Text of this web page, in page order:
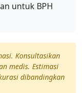
untuk BPH
Konsultasikan
medis. Estimasi
dibandingkan